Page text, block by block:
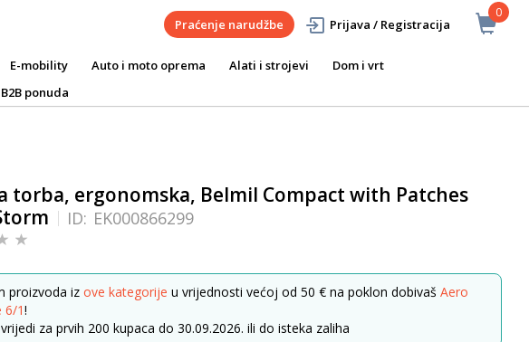
0
Praćenje narudžbe Prijava / Registracija
E-mobility Auto i moto oprema Alati i strojevi
Dom i vrt
B2B ponuda
torba, ergonomska, Belmil Compact with Patches
ID: EK000866299
proizvoda iz ove kategorije u vrijednosti većoj od 50 € na poklon dobivaš Aero
6/1!
za prvih 200 kupaca do 30.09.2026. ili do isteka zaliha